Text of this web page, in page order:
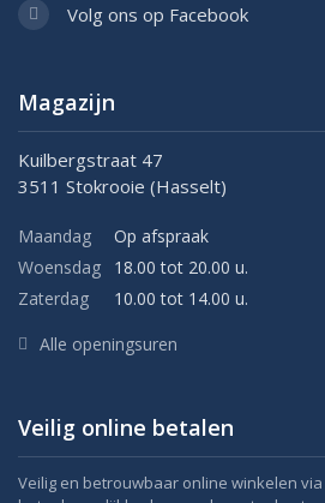
Volg ons op Facebook
Magazijn
Kuilbergstraat 47
3511 Stokrooie (Hasselt)
Maandag
Op afspraak
Woensdag
18.00 tot 20.00 u.
Zaterdag
10.00 tot 14.00 u.
Alle openingsuren
Veilig online betalen
Veilig en betrouwbaar online winkelen